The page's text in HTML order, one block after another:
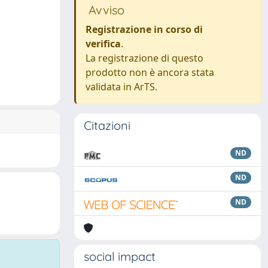
Avviso
Registrazione in corso di
verifica.
La registrazione di questo
prodotto non è ancora stata
validata in ArTS.
Citazioni
ND
ND
ND
social impact